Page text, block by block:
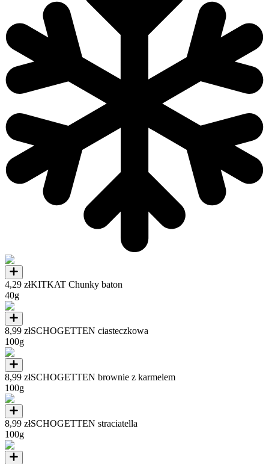
4,29 złKITKAT Chunky baton
40g
8,99 złSCHOGETTEN ciasteczkowa
100g
8,99 złSCHOGETTEN brownie z karmelem
100g
8,99 złSCHOGETTEN straciatella
100g